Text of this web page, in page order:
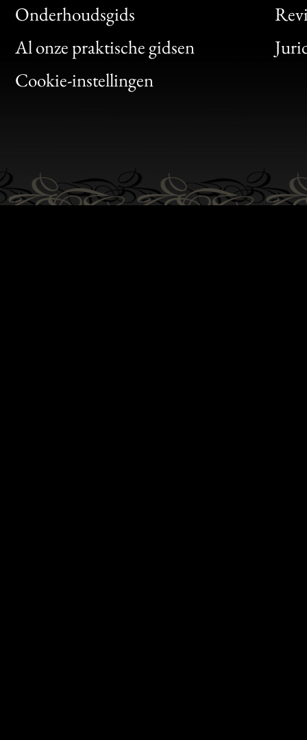
Onderhoudsgids
Al onze praktische gidsen
Cookie-instellingen
Bon
Clic